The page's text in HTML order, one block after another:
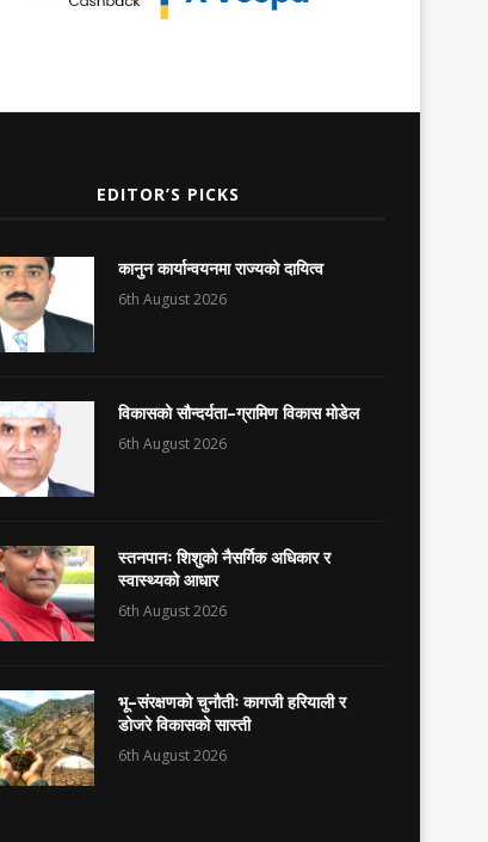
EDITOR’S PICKS
कानुन कार्यान्वयनमा राज्यको दायित्व
6th August 2026
विकासको सौन्दर्यता–ग्रामिण विकास मोडेल
6th August 2026
स्तनपानः शिशुको नैसर्गिक अधिकार र
स्वास्थ्यको आधार
6th August 2026
भू–संरक्षणको चुनौतीः कागजी हरियाली र
डोजरे विकासको सास्ती
6th August 2026